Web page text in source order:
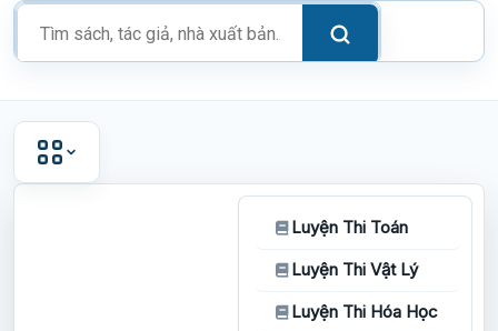
Tìm
kiếm
phẩm
Luyện Thi Toán
Luyện Thi Vật Lý
Luyện Thi Hóa Học